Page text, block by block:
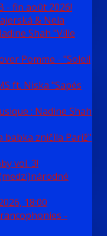
- fin août 2026!
& Nela
Shah "Ville
Pomme - "Soleil
ft. Niska "Sapés
: Nadine Shah
babka zničila Pariž"
vol. 3!
18:00
-